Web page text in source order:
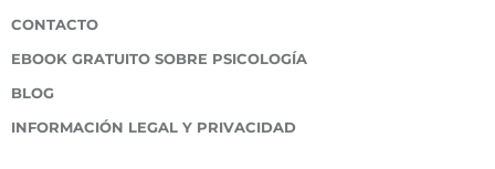
CONTACTO
EBOOK GRATUITO SOBRE PSICOLOGÍA
BLOG
INFORMACIÓN LEGAL Y PRIVACIDAD